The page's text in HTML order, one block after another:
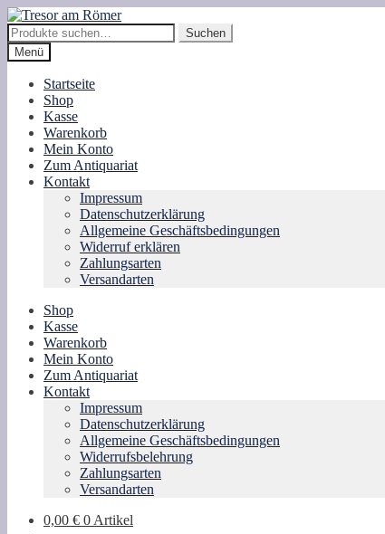
Zur
Navigation
springen
Zum
Inhalt
springen
Suche
nach:
Suchen
Menü
Startseite
Shop
Kasse
Warenkorb
Mein Konto
Zum Antiquariat
Kontakt
Impressum
Datenschutzerklärung
Allgemeine Geschäftsbedingungen
Widerruf erklären
Zahlungsarten
Versandarten
Shop
Kasse
Warenkorb
Mein Konto
Zum Antiquariat
Kontakt
Impressum
Datenschutzerklärung
Allgemeine Geschäftsbedingungen
Widerrufsbelehrung
Zahlungsarten
Versandarten
0,00 € 0 Artikel